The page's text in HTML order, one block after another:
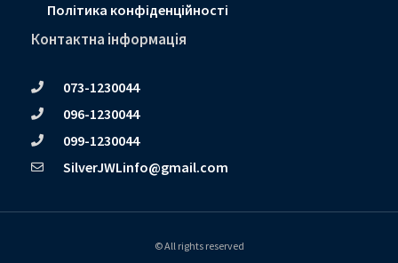
Політика конфіденційності
Контактна інформація
073-1230044
096-1230044
099-1230044
SilverJWLinfo@gmail.com
© All rights reserved